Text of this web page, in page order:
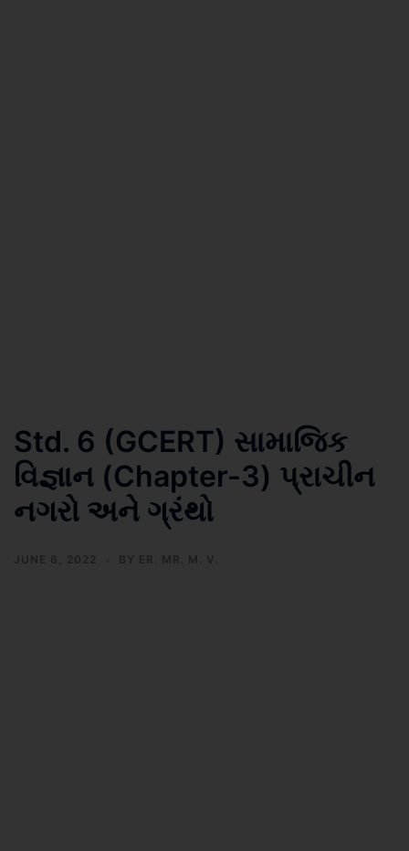
Std. 6 (GCERT) સામાજિક
વિજ્ઞાન (Chapter-3) પ્રાચીન
નગરો અને ગ્રંથો
JUNE 6, 2022 BY ER. MR. M. V.